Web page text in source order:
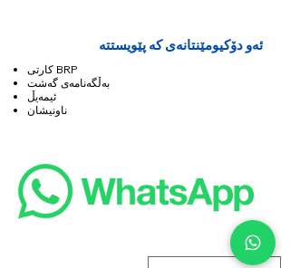
ئەو دۆکیومێنتانەی کە پێویستتە
کارتی BRP
بەڵگەنامەی گەشت
ئیمەیڵ
ناونیشان